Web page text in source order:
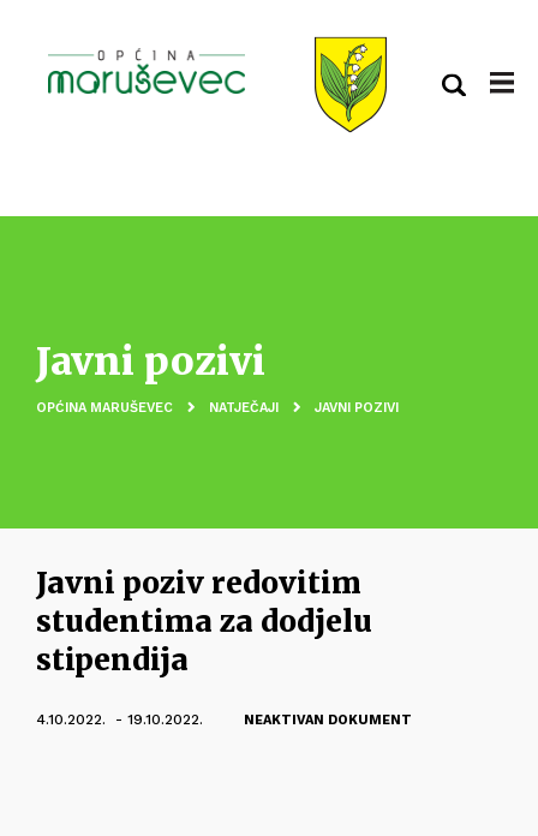
Javni pozivi
OPĆINA MARUŠEVEC NATJEČAJI JAVNI POZIVI
Javni poziv redovitim
studentima za dodjelu
stipendija
4.10.2022. - 19.10.2022. NEAKTIVAN DOKUMENT